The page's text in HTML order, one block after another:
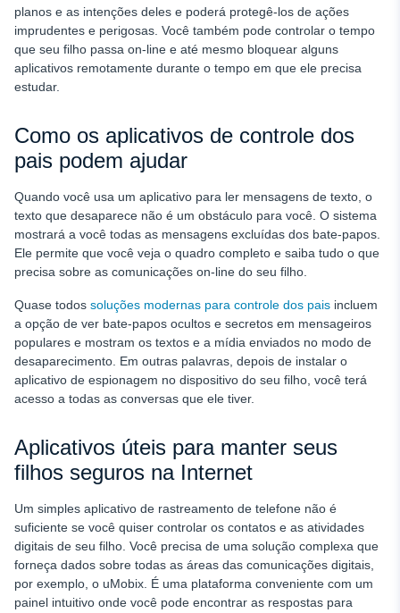
planos e as intenções deles e poderá protegê-los de ações
imprudentes e perigosas. Você também pode controlar o tempo
que seu filho passa on-line e até mesmo bloquear alguns
aplicativos remotamente durante o tempo em que ele precisa
estudar.
Como os aplicativos de controle dos
pais podem ajudar
Quando você usa um aplicativo para ler mensagens de texto, o
texto que desaparece não é um obstáculo para você. O sistema
mostrará a você todas as mensagens excluídas dos bate-papos.
Ele permite que você veja o quadro completo e saiba tudo o que
precisa sobre as comunicações on-line do seu filho.
Quase todos soluções modernas para controle dos pais incluem
a opção de ver bate-papos ocultos e secretos em mensageiros
populares e mostram os textos e a mídia enviados no modo de
desaparecimento. Em outras palavras, depois de instalar o
aplicativo de espionagem no dispositivo do seu filho, você terá
acesso a todas as conversas que ele tiver.
Aplicativos úteis para manter seus
filhos seguros na Internet
Um simples aplicativo de rastreamento de telefone não é
suficiente se você quiser controlar os contatos e as atividades
digitais de seu filho. Você precisa de uma solução complexa que
forneça dados sobre todas as áreas das comunicações digitais,
por exemplo, o uMobix. É uma plataforma conveniente com um
painel intuitivo onde você pode encontrar as respostas para